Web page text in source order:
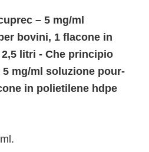
– 5 mg/ml
bovini, 1 flacone in
litri - Che principio
mg/ml soluzione pour-
in polietilene hdpe